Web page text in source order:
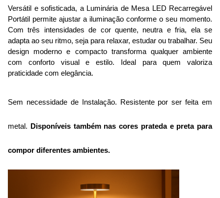
Versátil e sofisticada, a Luminária de Mesa LED Recarregável
Portátil permite ajustar a iluminação conforme o seu momento.
Com três intensidades de cor quente, neutra e fria, ela se
adapta ao seu ritmo, seja para relaxar, estudar ou trabalhar. Seu
design moderno e compacto transforma qualquer ambiente
com conforto visual e estilo. Ideal para quem valoriza
praticidade com elegância.
Sem necessidade de Instalação. Resistente por ser feita em
metal. Disponíveistambém nas cores prateda e preta para
compor diferentes ambientes.